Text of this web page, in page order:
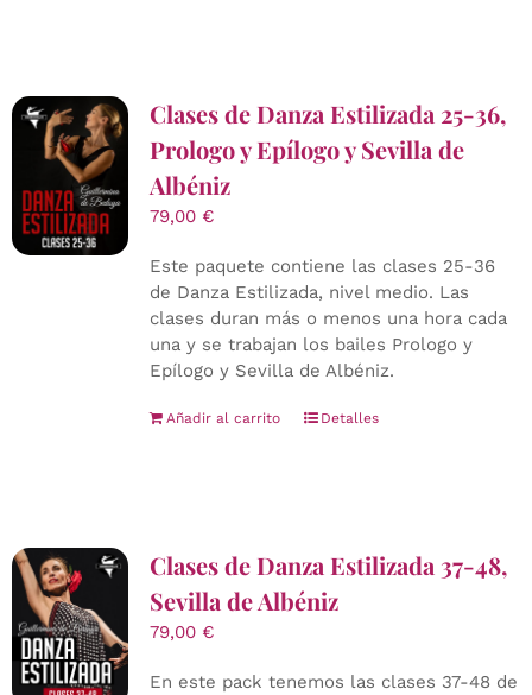
Clases de Danza Estilizada 25-36,
Prologo y Epílogo y Sevilla de
Albéniz
79,00 €
Este paquete contiene las clases 25-36
de Danza Estilizada, nivel medio. Las
clases duran más o menos una hora cada
una y se trabajan los bailes Prologo y
Epílogo y Sevilla de Albéniz.
Añadir al carrito Detalles
Clases de Danza Estilizada 37-48,
Sevilla de Albéniz
79,00 €
En este pack tenemos las clases 37-48 de